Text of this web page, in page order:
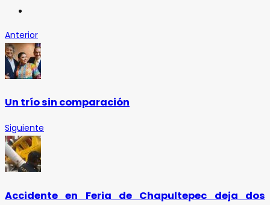
Anterior
Un trío sin comparación
Siguiente
Accidente en Feria de Chapultepec deja dos